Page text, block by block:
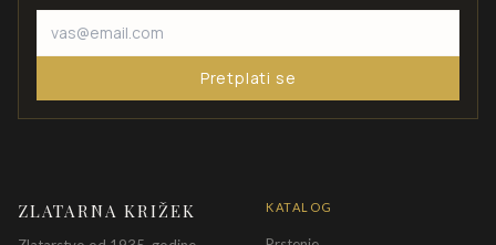
Pretplati se
ZLATARNA KRIŽEK KATALOG